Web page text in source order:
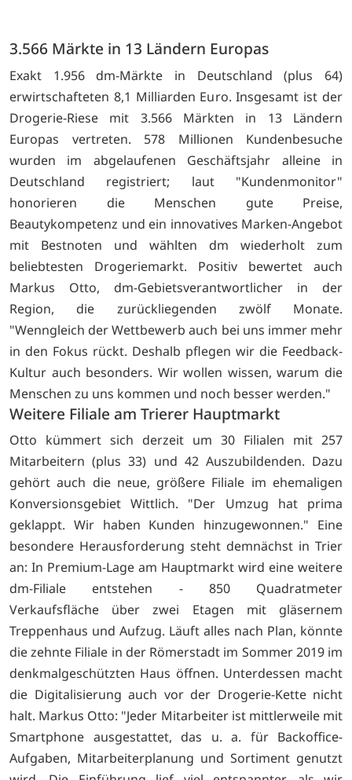
3.566 Märkte in 13 Ländern Europas
Exakt 1.956 dm-Märkte in Deutschland (plus 64)
erwirtschafteten 8,1 Milliarden Euro. Insgesamt ist der
Drogerie-Riese mit 3.566 Märkten in 13 Ländern
Europas vertreten. 578 Millionen Kundenbesuche
wurden im abgelaufenen Geschäftsjahr alleine in
Deutschland registriert; laut "Kundenmonitor"
honorieren die Menschen gute Preise,
Beautykompetenz und ein innovatives Marken-Angebot
mit Bestnoten und wählten dm wiederholt zum
beliebtesten Drogeriemarkt. Positiv bewertet auch
Markus Otto, dm-Gebietsverantwortlicher in der
Region, die zurückliegenden zwölf Monate.
"Wenngleich der Wettbewerb auch bei uns immer mehr
in den Fokus rückt. Deshalb pflegen wir die Feedback-
Kultur auch besonders. Wir wollen wissen, warum die
Menschen zu uns kommen und noch besser werden."
Weitere Filiale am Trierer Hauptmarkt
Otto kümmert sich derzeit um 30 Filialen mit 257
Mitarbeitern (plus 33) und 42 Auszubildenden. Dazu
gehört auch die neue, größere Filiale im ehemaligen
Konversionsgebiet Wittlich. "Der Umzug hat prima
geklappt. Wir haben Kunden hinzugewonnen." Eine
besondere Herausforderung steht demnächst in Trier
an: In Premium-Lage am Hauptmarkt wird eine weitere
dm-Filiale entstehen - 850 Quadratmeter
Verkaufsfläche über zwei Etagen mit gläsernem
Treppenhaus und Aufzug. Läuft alles nach Plan, könnte
die zehnte Filiale in der Römerstadt im Sommer 2019 im
denkmalgeschützten Haus öffnen. Unterdessen macht
die Digitalisierung auch vor der Drogerie-Kette nicht
halt. Markus Otto: "Jeder Mitarbeiter ist mittlerweile mit
Smartphone ausgestattet, das u. a. für Backoffice-
Aufgaben, Mitarbeiterplanung und Sortiment genutzt